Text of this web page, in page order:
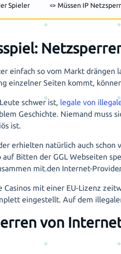
Spieler 🪢 Müssen IP
einfach so vom Markt drängen
einzelner Seiten kommt,
schwer ist, legale von
Geschichte. Niemand muss
ist.
erhielten natürlich auch
auf Bitten der GGL Webseiten
mit den Internet-
Casinos mit einer EU-Lizenz
eingestellt. Auf dem
von